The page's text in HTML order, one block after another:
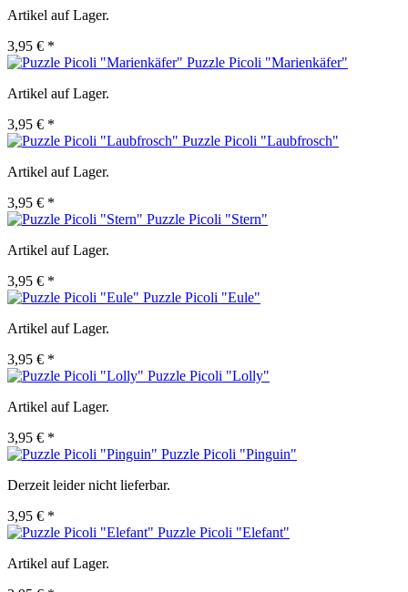
Artikel auf Lager.
3,95 € *
Puzzle Picoli "Marienkäfer"
Artikel auf Lager.
3,95 € *
Puzzle Picoli "Laubfrosch"
Artikel auf Lager.
3,95 € *
Puzzle Picoli "Stern"
Artikel auf Lager.
3,95 € *
Puzzle Picoli "Eule"
Artikel auf Lager.
3,95 € *
Puzzle Picoli "Lolly"
Artikel auf Lager.
3,95 € *
Puzzle Picoli "Pinguin"
Derzeit leider nicht lieferbar.
3,95 € *
Puzzle Picoli "Elefant"
Artikel auf Lager.